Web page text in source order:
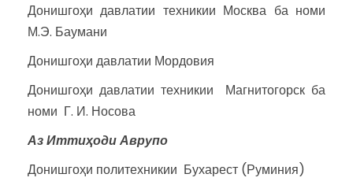
Донишгоҳи давлатии техникии Москва ба номи
М.Э. Баумани
Донишгоҳи давлатии Мордовия
Донишгоҳи давлатии техникии Магнитогорск ба
номи Г. И. Носова
Аз ИттиҳодиАврупо
Донишгоҳи политехникии Бухарест (Руминия)